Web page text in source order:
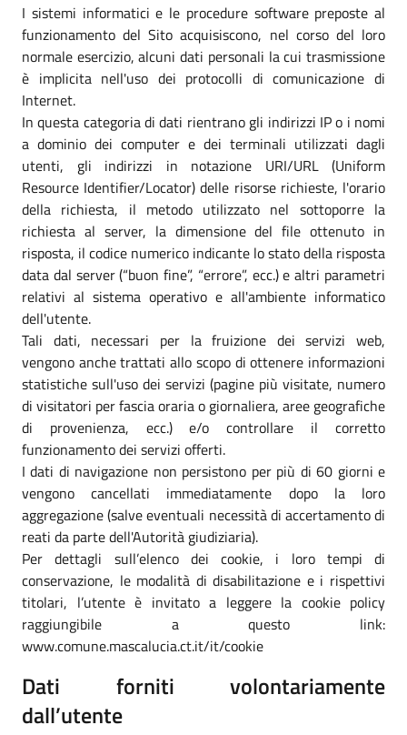
I sistemi informatici e le procedure software preposte al
funzionamento del Sito acquisiscono, nel corso del loro
normale esercizio, alcuni dati personali la cui trasmissione
è implicita nell'uso dei protocolli di comunicazione di
Internet.
In questa categoria di dati rientrano gli indirizzi IP o i nomi
a dominio dei computer e dei terminali utilizzati dagli
utenti, gli indirizzi in notazione URI/URL (Uniform
Resource Identifier/Locator) delle risorse richieste, l'orario
della richiesta, il metodo utilizzato nel sottoporre la
richiesta al server, la dimensione del file ottenuto in
risposta, il codice numerico indicante lo stato della risposta
data dal server (“buon fine”, “errore”, ecc.) e altri parametri
relativi al sistema operativo e all'ambiente informatico
dell'utente.
Tali dati, necessari per la fruizione dei servizi web,
vengono anche trattati allo scopo di ottenere informazioni
statistiche sull'uso dei servizi (pagine più visitate, numero
di visitatori per fascia oraria o giornaliera, aree geografiche
di provenienza, ecc.) e/o controllare il corretto
funzionamento dei servizi offerti.
I dati di navigazione non persistono per più di 60 giorni e
vengono cancellati immediatamente dopo la loro
aggregazione (salve eventuali necessità di accertamento di
reati da parte dell'Autorità giudiziaria).
Per dettagli sull’elenco dei cookie, i loro tempi di
conservazione, le modalità di disabilitazione e i rispettivi
titolari, l’utente è invitato a leggere la cookie policy
raggiungibile a questo link:
www.comune.mascalucia.ct.it/it/cookie
Dati forniti volontariamente
dall’utente